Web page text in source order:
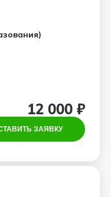
12 000 ₽
ЗАЯВКУ